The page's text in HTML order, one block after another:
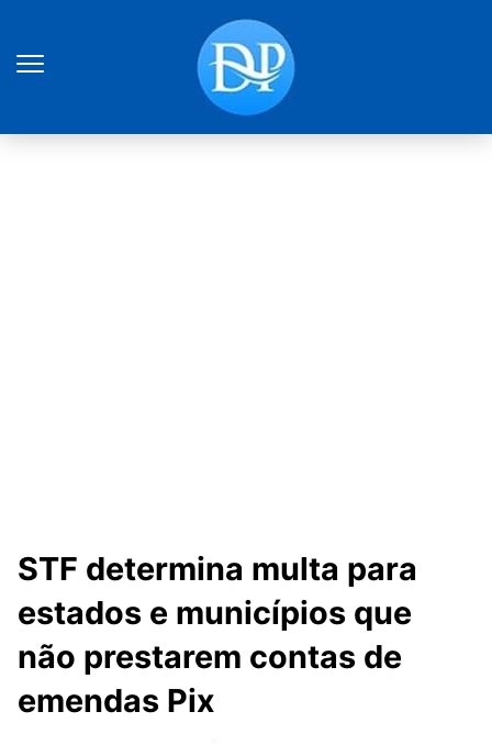
STF determina multa para
estados e municípios que
não prestarem contas de
emendas Pix